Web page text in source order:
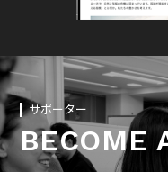
サポーター
BECOME